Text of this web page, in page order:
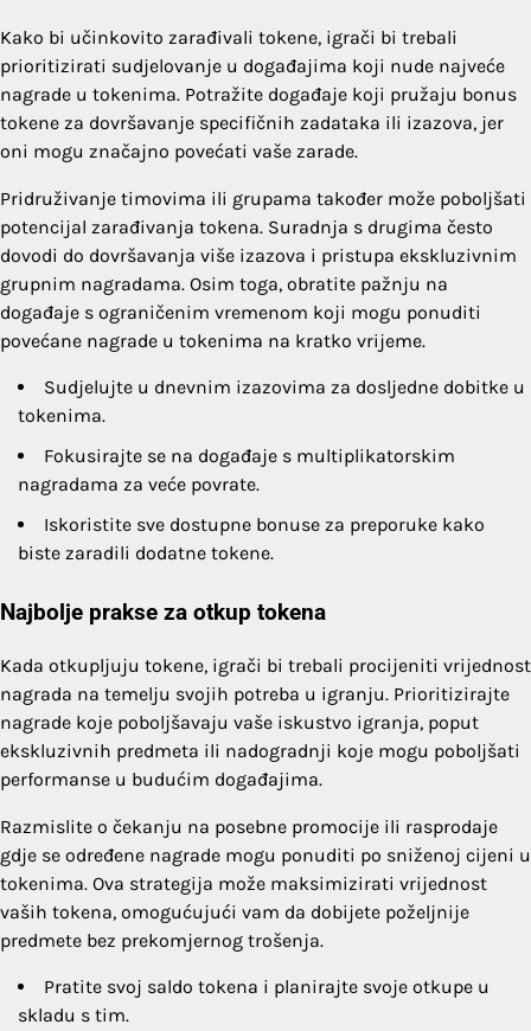
Kako bi učinkovito zarađivali tokene, igrači bi trebali
prioritizirati sudjelovanje u događajima koji nude najveće
nagrade u tokenima. Potražite događaje koji pružaju bonus
tokene za dovršavanje specifičnih zadataka ili izazova, jer
oni mogu značajno povećati vaše zarade.
Pridruživanje timovima ili grupama također može poboljšati
potencijal zarađivanja tokena. Suradnja s drugima često
dovodi do dovršavanja više izazova i pristupa ekskluzivnim
grupnim nagradama. Osim toga, obratite pažnju na
događaje s ograničenim vremenom koji mogu ponuditi
povećane nagrade u tokenima na kratko vrijeme.
Sudjelujte u dnevnim izazovima za dosljedne dobitke u
tokenima.
Fokusirajte se na događaje s multiplikatorskim
nagradama za veće povrate.
Iskoristite sve dostupne bonuse za preporuke kako
biste zaradili dodatne tokene.
Najbolje prakse za otkup tokena
Kada otkupljuju tokene, igrači bi trebali procijeniti vrijednost
nagrada na temelju svojih potreba u igranju. Prioritizirajte
nagrade koje poboljšavaju vaše iskustvo igranja, poput
ekskluzivnih predmeta ili nadogradnji koje mogu poboljšati
performanse u budućim događajima.
Razmislite o čekanju na posebne promocije ili rasprodaje
gdje se određene nagrade mogu ponuditi po sniženoj cijeni u
tokenima. Ova strategija može maksimizirati vrijednost
vaših tokena, omogućujući vam da dobijete poželjnije
predmete bez prekomjernog trošenja.
Pratite svoj saldo tokena i planirajte svoje otkupe u
skladu s tim.